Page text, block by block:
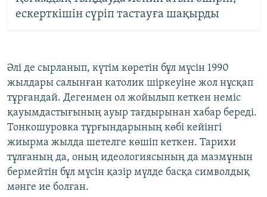
ескерткішін сүріп тастауға шақырды
Әлі де сырланып, күтім көретін бұл мүсін 1990
жылдары салынған католик шіркеуіне жол нұсқап
тұрғандай. Дегенмен ол жойылып кеткен неміс
қауымдастығының ауыр тағдырынан хабар береді.
Тонкошуровка тұрғындарының көбі кейінгі
жиырма жылда шетелге көшіп кеткен. Тарихи
тұлғаның да, оның идеологиясының да мазмұнын
бермейтін бұл мүсін қазір мүлде басқа символдық
мәнге ие болған.